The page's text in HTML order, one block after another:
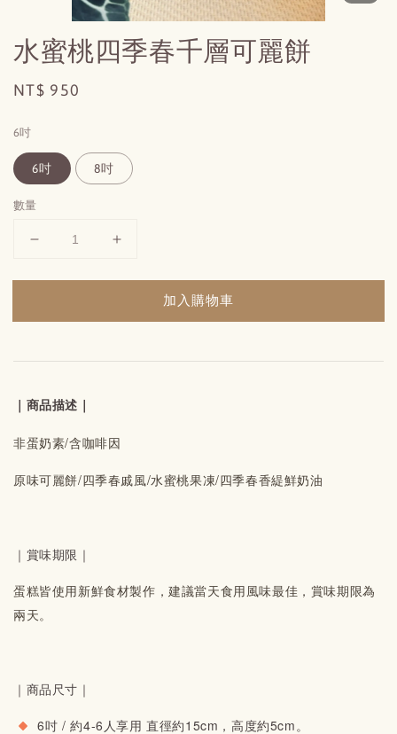
水蜜桃四季春千層可麗餅
Regular
NT$ 950
6吋
6吋 8吋
數量
加入購物車
｜商品描述｜
非蛋奶素/含咖啡因
原味可麗餅/四季春戚風/水蜜桃果凍/四季春香緹鮮奶油
｜賞味期限｜
蛋糕皆使用新鮮食材製作，建議當天食用風味最佳，賞味期限為
兩天。
｜商品尺寸｜
6吋 / 約4-6人享用 直徑約15cm，高度約5cm。